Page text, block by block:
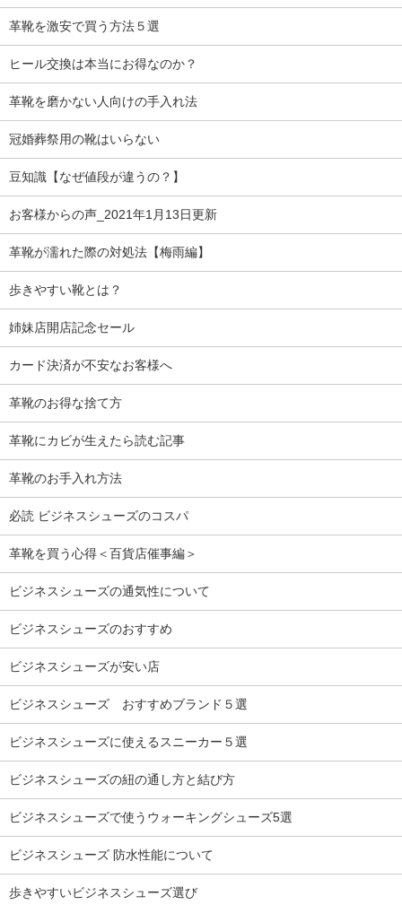
革靴を激安で買う方法５選
ヒール交換は本当にお得なのか？
革靴を磨かない人向けの手入れ法
冠婚葬祭用の靴はいらない
豆知識【なぜ値段が違うの？】
お客様からの声_2021年1月13日更新
革靴が濡れた際の対処法【梅雨編】
歩きやすい靴とは？
姉妹店開店記念セール
カード決済が不安なお客様へ
革靴のお得な捨て方
革靴にカビが生えたら読む記事
革靴のお手入れ方法
必読 ビジネスシューズのコスパ
革靴を買う心得＜百貨店催事編＞
ビジネスシューズの通気性について
ビジネスシューズのおすすめ
ビジネスシューズが安い店
ビジネスシューズ おすすめブランド５選
ビジネスシューズに使えるスニーカー５選
ビジネスシューズの紐の通し方と結び方
ビジネスシューズで使うウォーキングシューズ5選
ビジネスシューズ 防水性能について
歩きやすいビジネスシューズ選び